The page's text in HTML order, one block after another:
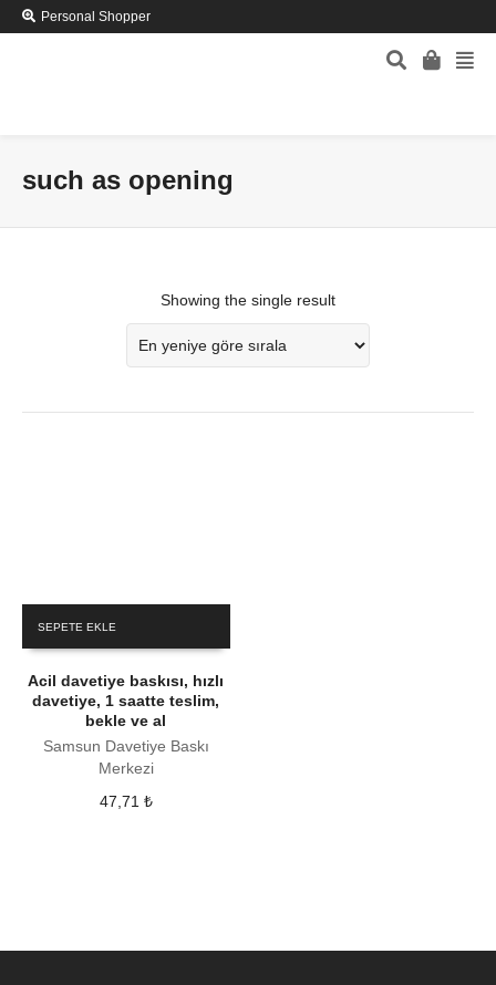
Personal Shopper
such as opening
Showing the single result
SEPETE EKLE
Acil davetiye baskısı, hızlı
davetiye, 1 saatte teslim,
bekle ve al
Samsun Davetiye Baskı
Merkezi
47,71 ₺